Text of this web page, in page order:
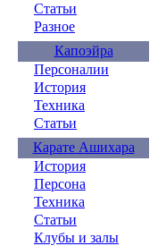
Статьи
Разное
Капоэйра
Персоналии
История
Техника
Статьи
Карате Ашихара
История
Персона
Техника
Статьи
Клубы и залы